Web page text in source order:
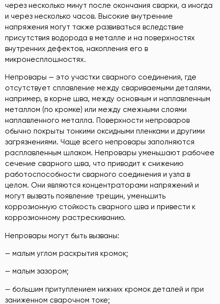
через несколько минут после окончания сварки, а иногда
и через несколько часов. Высокие внутренние
напряжения могут также развиваться вследствие
присутствия водорода в металле и на поверхностях
внутренних дефектов, накопления его в
микронесплошностях.
Непровары — это участки сварного соединения, где
отсутствует сплавление между свариваемыми деталями,
например, в корне шва, между основным и наплавленным
металлом (по кромке) или между смежными слоями
наплавленного металла. Поверхности непроваров
обычно покрыты тонкими оксидными пленками и другими
загрязнениями. Чаще всего непровары заполняются
расплавленным шлаком. Непровары уменьшают рабочее
сечение сварного шва, что приводит к снижению
работоспособности сварного соединения и узла в
целом. Они являются концентраторами напряжений и
могут вызвать появление трещин, уменьшить
коррозионную стойкость сварного шва и привести к
коррозионному растрескиванию.
Непровары могут быть вызваны:
— малым углом раскрытия кромок;
— малым зазором;
— большим притуплением нижних кромок деталей и при
заниженном сварочном токе;